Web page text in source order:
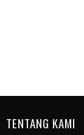
TENTANG KAMI